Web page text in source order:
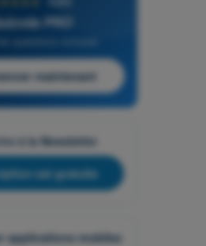
PRO
maintenant
à la Newsletter
est gratuite
applications mobiles